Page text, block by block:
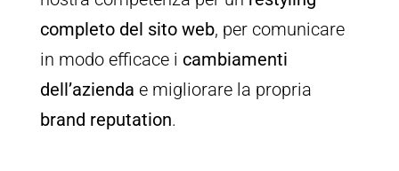
completo del sito web, per comunicare
in modo efficace i cambiamenti
dell’azienda e migliorare la propria
brand reputation.